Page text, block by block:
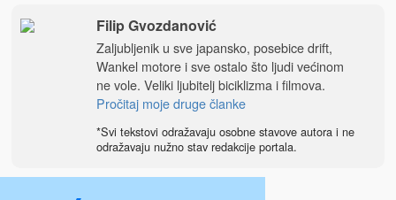
Filip Gvozdanović
Zaljubljenik u sve japansko, posebice drift,
Wankel motore i sve ostalo što ljudi većinom
ne vole. Veliki ljubitelj biciklizma i filmova.
Pročitaj moje druge članke
*Svi tekstovi odražavaju osobne stavove autora i ne
odražavaju nužno stav redakcije portala.